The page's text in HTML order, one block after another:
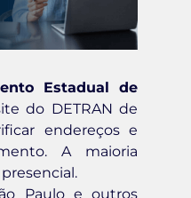
Estadual de
do DETRAN de
endereços e
A maioria
Paulo e outros